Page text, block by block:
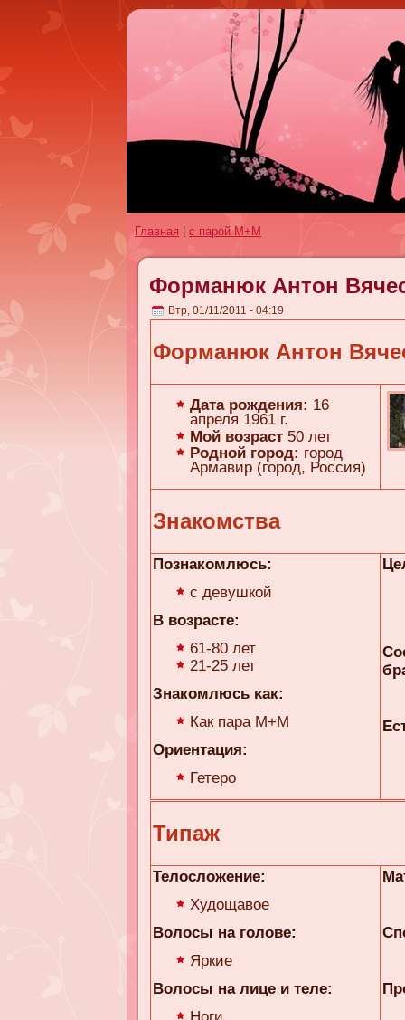
Главная |с парой М+М
Форманюк Антон
Втр, 01/11/2011 - 04:19
Форманюк Антон
Дата рождения: 16
апреля 1961 г.
Мой возраст 50 лет
Родной город: город
Армавир (город, Россия)
Знакомства
Познакомлюсь:
с девушкой
В возрасте:
61-80 лет
21-25 лет
Знакомлюсь κaк:
Как пара М+М
Ориентация:
Гетеро
Типаж
Телосложение:
Худощавое
Волосы на голове:
Яркие
Волосы на лице и теле: